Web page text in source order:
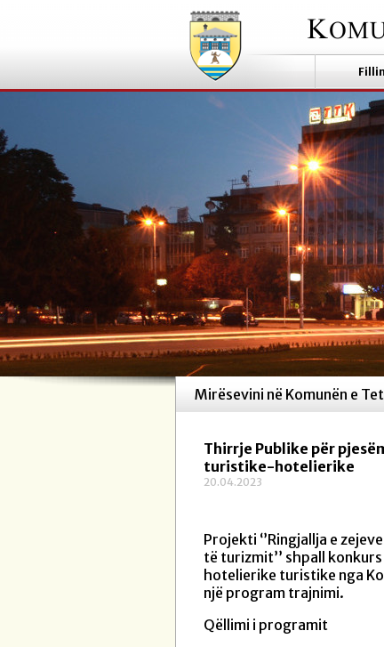
Mirësevini në Komunën e
Thirrje Publike për
turistike-hotelierike
20.04.2023
Projekti ‘’Ringjallja e
të turizmit’’ shpall
hotelierike turistike nga
një program trajnimi.
Qëllimi i programit